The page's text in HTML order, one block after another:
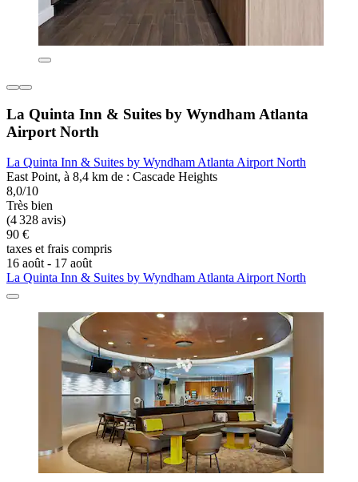
La Quinta Inn & Suites by Wyndham Atlanta
Airport North
La Quinta Inn & Suites by Wyndham Atlanta Airport North
East Point, à 8,4 km de : Cascade Heights
8,0/10
Très bien
(4 328 avis)
90 €
taxes et frais compris
16 août - 17 août
La Quinta Inn & Suites by Wyndham Atlanta Airport North